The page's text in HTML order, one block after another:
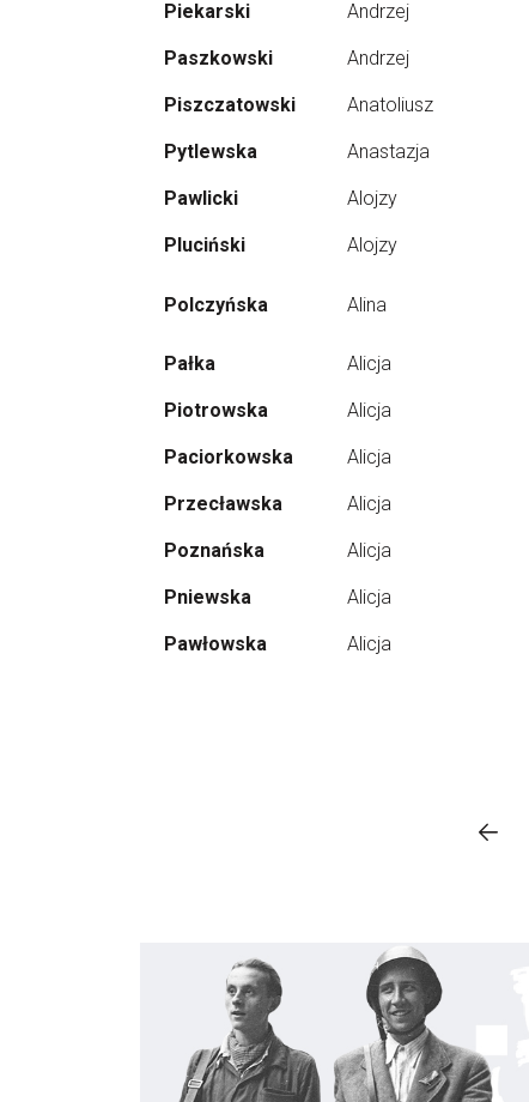
Piekarski Andrzej
Paszkowski Andrzej
Piszczatowski Anatoliusz
Pytlewska Anastazja
Pawlicki Alojzy
Pluciński Alojzy
Polczyńska Alina
Pałka Alicja
Piotrowska Alicja
Paciorkowska Alicja
Przecławska Alicja
Poznańska Alicja
Pniewska Alicja
Pawłowska Alicja